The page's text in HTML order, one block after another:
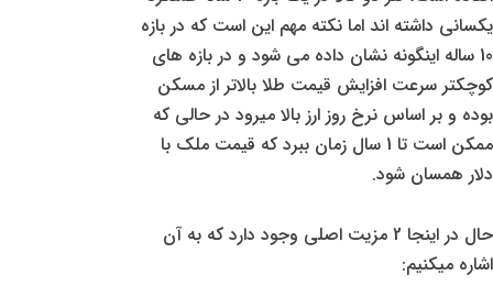
یکسانی داشته اند اما نکته مهم این است که در بازه
10 ساله اینگونه نشان داده می شود و در بازه های
کوچکتر سرعت افزایش قیمت طلا بالاتر از مسکن
بوده و بر اساس نرخ روز ارز بالا میرود در حالی که
ممکن است تا 1 سال زمان ببرد که قیمت ملک با
دلار همسان شود.
حال در اینجا 2 مزیت اصلی وجود دارد که به آن
اشاره میکنیم: